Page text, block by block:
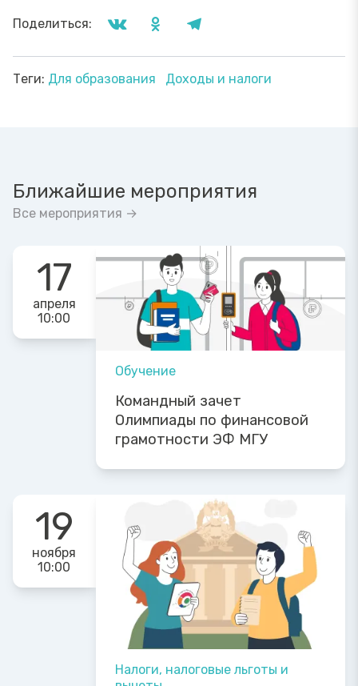
Поделиться:
Теги: Для образования Доходы и налоги
Ближайшие мероприятия
Все мероприятия →
17
апреля
10:00
Обучение
Командный зачет
Олимпиады по финансовой
грамотности ЭФ МГУ
19
ноября
10:00
Налоги, налоговые льготы и